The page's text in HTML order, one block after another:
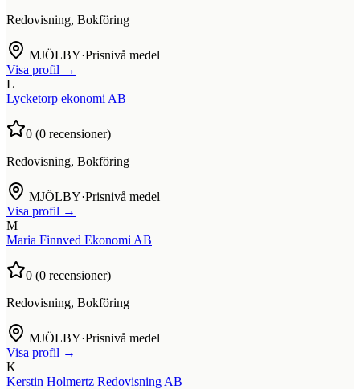
Redovisning, Bokföring
MJÖLBY·Prisnivå medel
Visa profil →
L
Lycketorp ekonomi AB
0 (0 recensioner)
Redovisning, Bokföring
MJÖLBY·Prisnivå medel
Visa profil →
M
Maria Finnved Ekonomi AB
0 (0 recensioner)
Redovisning, Bokföring
MJÖLBY·Prisnivå medel
Visa profil →
K
Kerstin Holmertz Redovisning AB